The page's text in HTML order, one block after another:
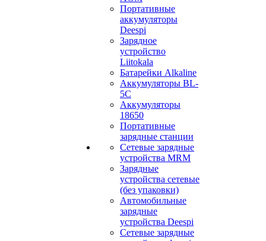
Портативные
аккумуляторы
Deespi
Зарядное
устройство
Liitokala
Батарейки Alkaline
Аккумуляторы BL-
5C
Аккумуляторы
18650
Портативные
зарядные станции
Сетевые зарядные
устройства MRM
Зарядные
устройства сетевые
(без упаковки)
Автомобильные
зарядные
устройства Deespi
Сетевые зарядные